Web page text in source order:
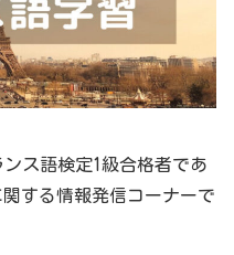
ス語検定1級合格者であ
する情報発信コーナーで